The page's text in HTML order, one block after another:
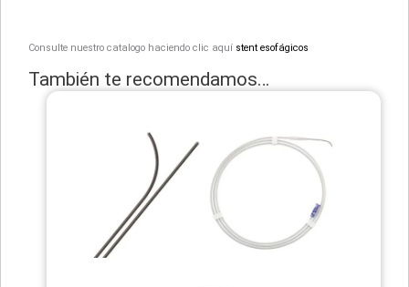
Consulte nuestro catalogo haciendo clic aquí stent esofágicos
También te recomendamos…